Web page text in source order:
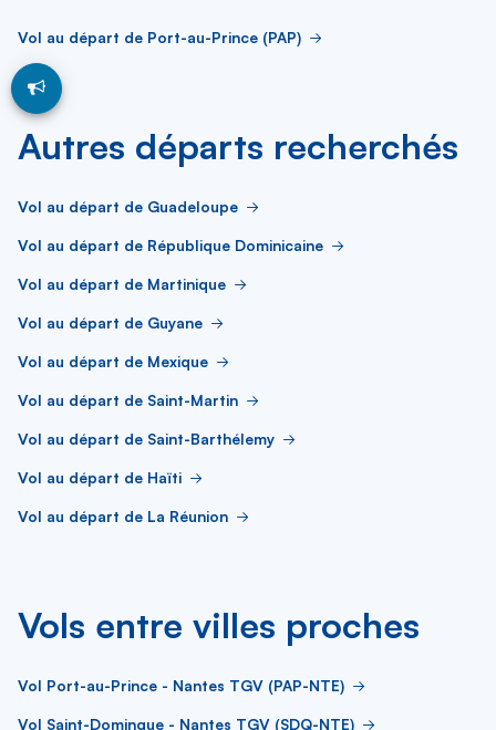
Vol au départ de Port-au-Prince (PAP)
Autres départs recherchés
Vol au départ de Guadeloupe
Vol au départ de République Dominicaine
Vol au départ de Martinique
Vol au départ de Guyane
Vol au départ de Mexique
Vol au départ de Saint-Martin
Vol au départ de Saint-Barthélemy
Vol au départ de Haïti
Vol au départ de La Réunion
Vols entre villes proches
Vol Port-au-Prince - Nantes TGV (PAP-NTE)
Vol Saint-Domingue - Nantes TGV (SDQ-NTE)